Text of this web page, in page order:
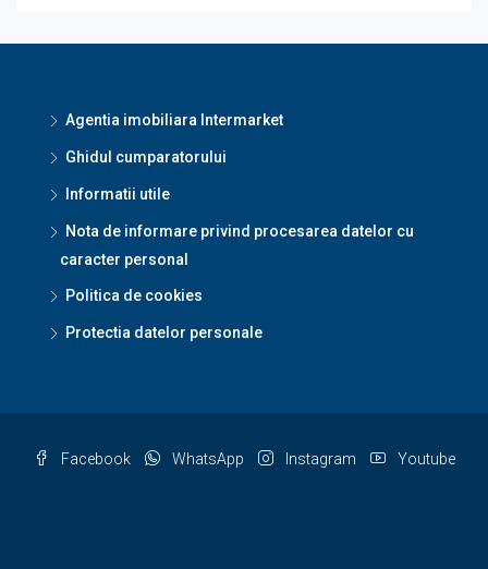
Agentia imobiliara Intermarket
Ghidul cumparatorului
Informatii utile
Nota de informare privind procesarea datelor cu
caracter personal
Politica de cookies
Protectia datelor personale
Facebook WhatsApp Instagram Youtube